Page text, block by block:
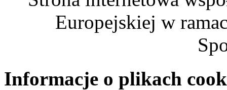
Europejskiej w
Informacje o plikach